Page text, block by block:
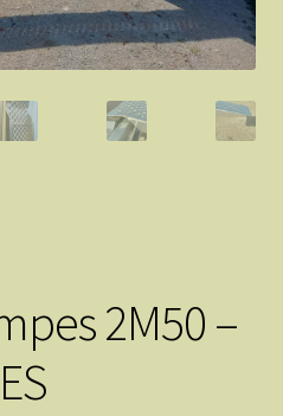
2M50 –